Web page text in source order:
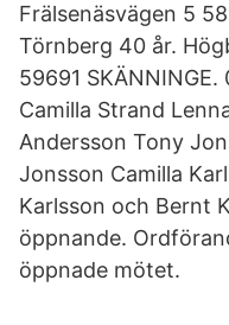
Frälsenäsvägen 5
Törnberg 40 år.
59691
Camilla Strand
Andersson Tony
Jonsson Camilla
Karlsson och Bernt
öppnande.
öppnade mötet.